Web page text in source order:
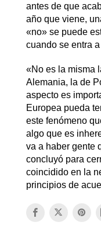
antes de que
año que viene,
«no» se puede
cuando se entra
«No es la misma
Alemania, la de
aspecto es
Europea pueda
este fenómeno
algo que es
va a haber gente
concluyó para
coincidido en la
principios de